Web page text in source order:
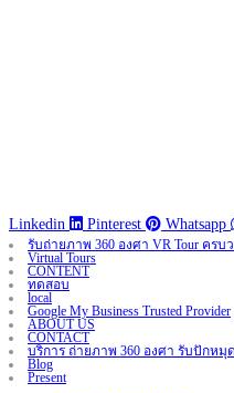
Linkedin Pinterest Whatsapp
รับถ่ายภาพ 360 องศา VR Tour ครบ
Virtual Tours
CONTENT
ทดสอบ
local
Google My Business Trusted Provider
ABOUT US
CONTACT
บริการ ถ่ายภาพ 360 องศา รับปักหมุ
Blog
Present